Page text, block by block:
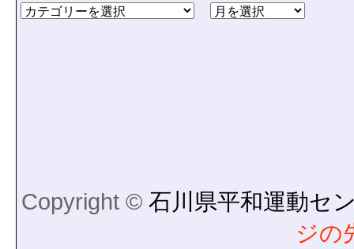
Copyright © 石川県平和運動セ
ジの